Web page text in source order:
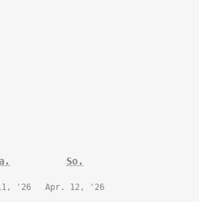
So.
'2611.Apr. 12, '2612.